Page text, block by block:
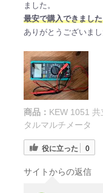
ました。
最安で購入できまし
ありがとうございまし
商品： KEW 1051
タルマルチメータ
役に立った 0
サイトからの返信